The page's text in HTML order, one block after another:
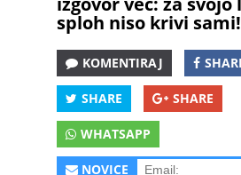
sploh niso krivi sami!
KOMENTIRAJ
SHARE SHARE
WHATSAPP
NOVICE